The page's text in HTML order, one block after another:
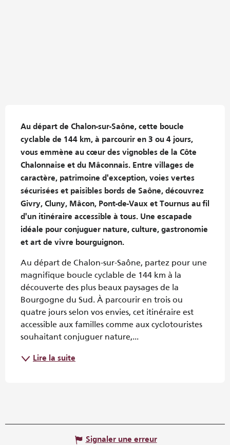
Au départ de Chalon-sur-Saône, cette boucle
cyclable de 144 km, à parcourir en 3 ou 4 jours,
vous emmène au cœur des vignobles de la Côte
Chalonnaise et du Mâconnais. Entre villages de
caractère, patrimoine d'exception, voies vertes
sécurisées et paisibles bords de Saône, découvrez
Givry, Cluny, Mâcon, Pont-de-Vaux et Tournus au fil
d'un itinéraire accessible à tous. Une escapade
idéale pour conjuguer nature, culture, gastronomie
et art de vivre bourguignon.
Au départ de Chalon-sur-Saône, partez pour une
magnifique boucle cyclable de 144 km à la
découverte des plus beaux paysages de la
Bourgogne du Sud. À parcourir en trois ou
quatre jours selon vos envies, cet itinéraire est
accessible aux familles comme aux cyclotouristes
souhaitant conjuguer nature,...
Lire la suite
Signaler une erreur